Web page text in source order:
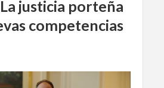
justicia porteña
competencias